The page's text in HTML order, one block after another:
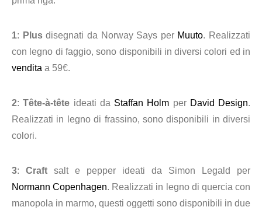
1: Plusdisegnati da Norway Says per Muuto. Realizzati
con legno di faggio, sono disponibili in diversi colori ed in
vendita a 59€.
2:Tête-à-tête ideati da Staffan Holm per David Design.
Realizzati in legno di frassino, sono disponibili in diversi
colori.
3: Craft salt e pepper ideati da Simon Legald per
Normann Copenhagen. Realizzati in legno di quercia con
manopola in marmo, questi oggetti sono disponibili in due